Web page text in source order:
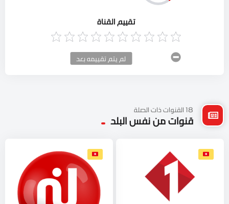
تقييم القناة
لم يتم تقييمه بعد
18 القنوات ذات الصلة
قنوات من نفس البلد